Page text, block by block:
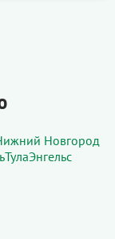
Новгород
ТулаЭнгельс